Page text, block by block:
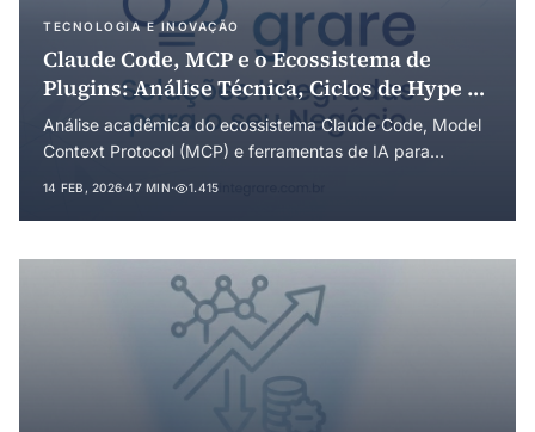
TECNOLOGIA E INOVAÇÃO
Claude Code, MCP e o Ecossistema de
Plugins: Análise Técnica, Ciclos de Hype e
Comportamento de Manada no Mercado
de Ferramentas de IA
Análise acadêmica do ecossistema Claude Code, Model
Context Protocol (MCP) e ferramentas de IA para
adoção racional baseados na teoria dos custos de
14 FEB, 2026·47 MIN· 1.415